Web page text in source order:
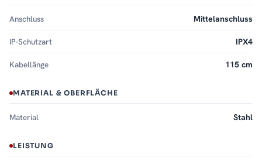
Anschluss Mittelanschluss
IP-Schutzart IPX4
Kabellänge 115 cm
MATERIAL & OBERFLÄCHE
Material Stahl
LEISTUNG